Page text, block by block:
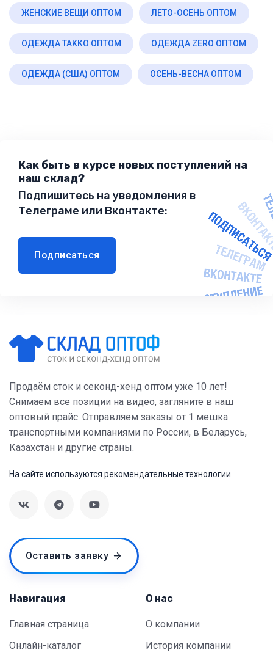
ЖЕНСКИЕ ВЕЩИ ОПТОМ ЛЕТО-ОСЕНЬ ОПТОМ
ОДЕЖДА TAKKO ОПТОМ ОДЕЖДА ZERO ОПТОМ
ОДЕЖДА (США) ОПТОМ ОСЕНЬ-ВЕСНА ОПТОМ
Как быть в курсе новых поступлений на
наш склад?
Подпишитесь на уведомления в
Телеграме или Вконтакте:
Подписаться
Продаём сток и секонд-хенд оптом уже 10 лет!
Снимаем все позиции на видео, загляните в наш
оптовый прайс. Отправляем заказы от 1 мешка
транспортными компаниями по России, в Беларусь,
Казахстан и другие страны.
На сайте используются рекомендательные технологии
Оставить заявку
Навигация
Главная страница
Онлайн-каталог
О нас
О компании
История компании